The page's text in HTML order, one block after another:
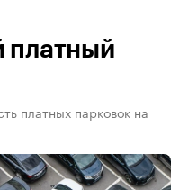
платный
платных парковок на